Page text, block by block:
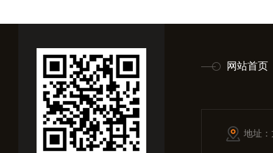
网站首页
地址